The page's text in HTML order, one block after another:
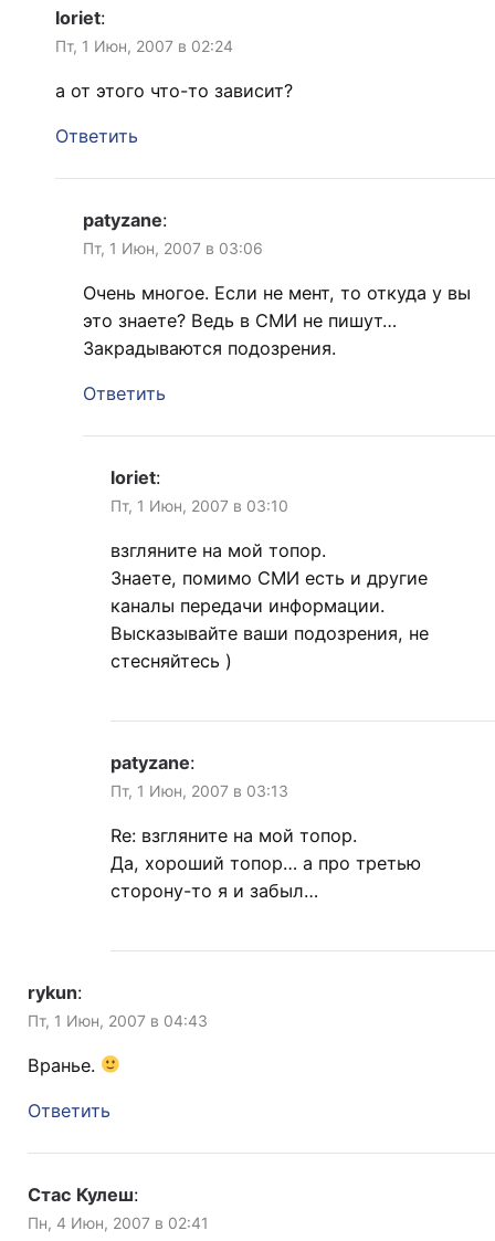
loriet:
Пт, 1 Июн, 2007 в 02:24
а от этого что-то зависит?
Ответить
patyzane:
Пт, 1 Июн, 2007 в 03:06
Очень многое. Если не мент, то откуда у вы
это знаете? Ведь в СМИ не пишут…
Закрадываются подозрения.
Ответить
loriet:
Пт, 1 Июн, 2007 в 03:10
взгляните на мой топор.
Знаете, помимо СМИ есть и другие
каналы передачи информации.
Высказывайте ваши подозрения, не
стесняйтесь )
patyzane:
Пт, 1 Июн, 2007 в 03:13
Re: взгляните на мой топор.
Да, хороший топор… а про третью
сторону-то я и забыл…
rykun:
Пт, 1 Июн, 2007 в 04:43
Вранье.
Ответить
Стас Кулеш:
Пн, 4 Июн, 2007 в 02:41